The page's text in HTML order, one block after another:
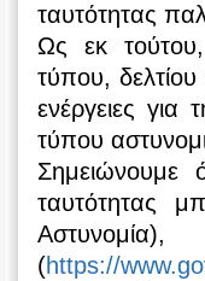
ταυτότητας
Ως εκ τούτου,
τύπου,
ενέργειες για
τύπου
Σημειώνουμε
ταυτότητας
(https://